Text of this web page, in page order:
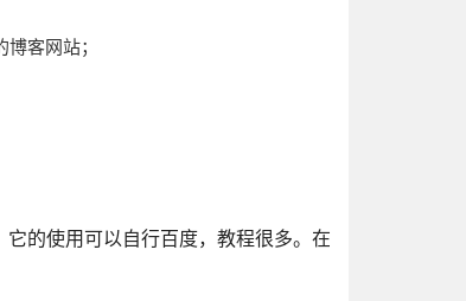
客网站；
的使用可以自行百度，教程很多。在